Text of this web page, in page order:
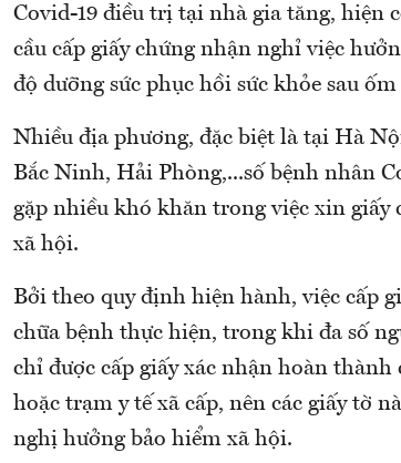
Covid-19 điều trị tại nhà gia tăng, hiện
cầu cấp giấy chứng nhận nghỉ việc
độ dưỡng sức phục hồi sức khỏe sau ốm
Nhiều địa phương, đặc biệt là tại Hà
Bắc Ninh, Hải Phòng,...số bệnh nhân
gặp nhiều khó khăn trong việc xin
xã hội.
Bởi theo quy định hiện hành, việc cấp
chữa bệnh thực hiện, trong khi đa số
chỉ được cấp giấy xác nhận hoàn
hoặc trạm y tế xã cấp, nên các giấy tờ
nghị hưởng bảo hiểm xã hội.